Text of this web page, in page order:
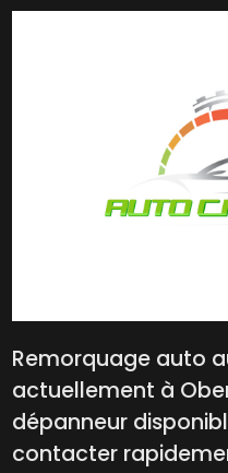
Remorquage auto
actuellement à
dépanneur
contacter